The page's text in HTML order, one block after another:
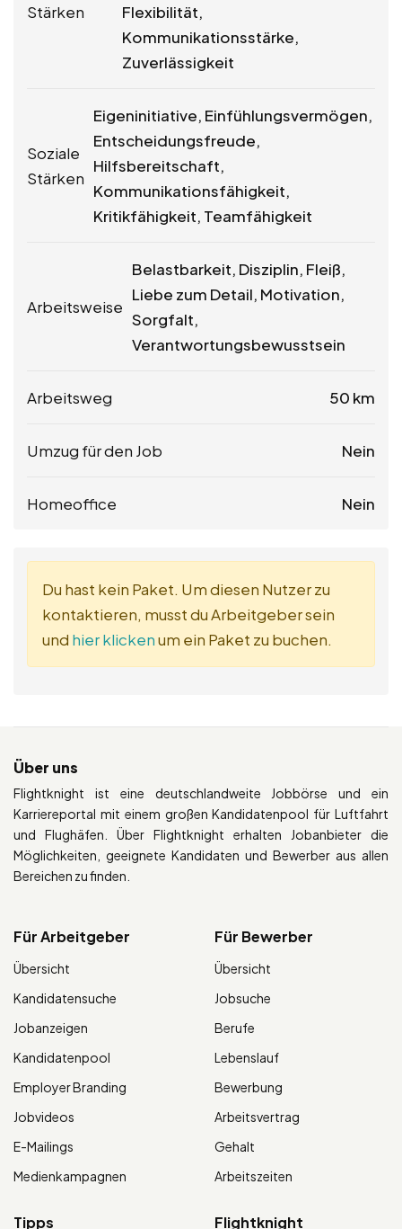
Stärken
Flexibilität,
Kommunikationsstärke,
Zuverlässigkeit
Soziale
Stärken
Eigeninitiative, Einfühlungsvermögen,
Entscheidungsfreude,
Hilfsbereitschaft,
Kommunikationsfähigkeit,
Kritikfähigkeit, Teamfähigkeit
Arbeitsweise
Belastbarkeit, Disziplin, Fleiß,
Liebe zum Detail, Motivation,
Sorgfalt,
Verantwortungsbewusstsein
Arbeitsweg 50 km
Umzug für den Job Nein
Homeoffice Nein
Du hast kein Paket. Um diesen Nutzer zu
kontaktieren, musst du Arbeitgeber sein
und hier klickenum ein Paket zu buchen.
Über uns
Flightknight ist eine deutschlandweite Jobbörse und ein
Karriereportal mit einem großen Kandidatenpool für Luftfahrt
und Flughäfen. Über Flightknight erhalten Jobanbieter die
Möglichkeiten, geeignete Kandidaten und Bewerber aus allen
Bereichen zu finden.
Für Arbeitgeber
Übersicht
Kandidatensuche
Jobanzeigen
Kandidatenpool
Employer Branding
Jobvideos
E-Mailings
Medienkampagnen
Für Bewerber
Übersicht
Jobsuche
Berufe
Lebenslauf
Bewerbung
Arbeitsvertrag
Gehalt
Arbeitszeiten
Tipps Flightknight